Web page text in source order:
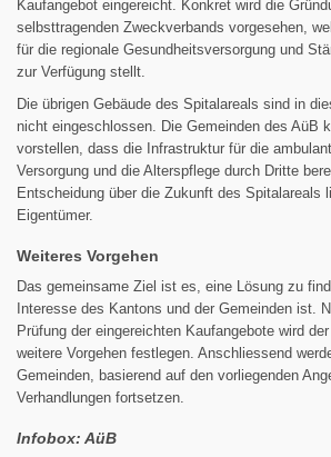
Kaufangebot eingereicht. Konkret wird die
selbsttragenden Zweckverbands vorgesehen,
für die regionale Gesundheitsversorgung und
zur Verfügung stellt.
Die übrigen Gebäude des Spitalareals sind in
nicht eingeschlossen. Die Gemeinden des AüB
vorstellen, dass die Infrastruktur für die
Versorgung und die Alterspflege durch Dritte
Entscheidung über die Zukunft des Spitalareals
Eigentümer.
Weiteres Vorgehen
Das gemeinsame Ziel ist es, eine Lösung zu
Interesse des Kantons und der Gemeinden ist.
Prüfung der eingereichten Kaufangebote wird
weitere Vorgehen festlegen. Anschliessend
Gemeinden, basierend auf den vorliegenden
Verhandlungen fortsetzen.
Infobox: AüB